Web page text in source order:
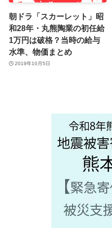
朝ドラ「スカーレット」昭
和28年・丸熊陶業の初任給
1万円は破格？当時の給与
水準、物価まとめ
2019年10月5日